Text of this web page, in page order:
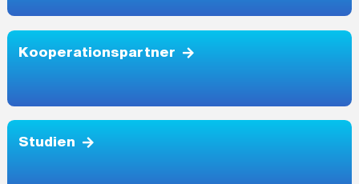
Kooperationspartner
Studien